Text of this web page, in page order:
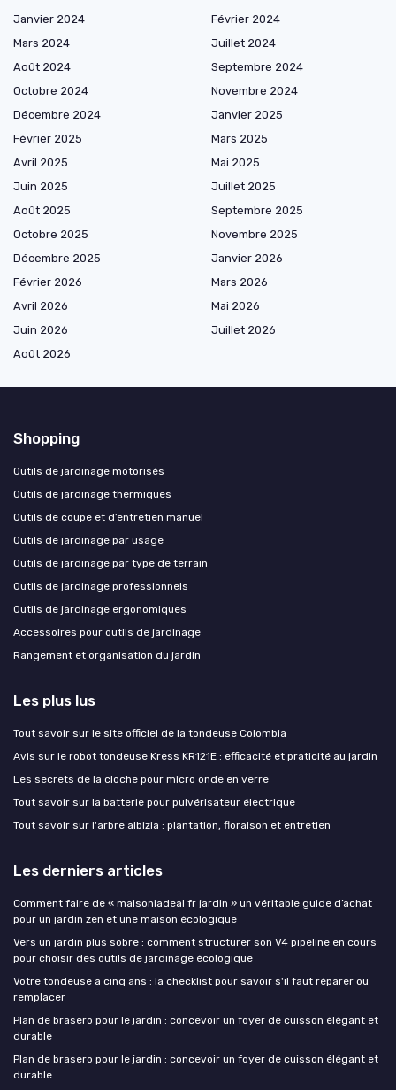
Janvier 2024
Février 2024
Mars 2024
Juillet 2024
Août 2024
Septembre 2024
Octobre 2024
Novembre 2024
Décembre 2024
Janvier 2025
Février 2025
Mars 2025
Avril 2025
Mai 2025
Juin 2025
Juillet 2025
Août 2025
Septembre 2025
Octobre 2025
Novembre 2025
Décembre 2025
Janvier 2026
Février 2026
Mars 2026
Avril 2026
Mai 2026
Juin 2026
Juillet 2026
Août 2026
Shopping
Outils de jardinage motorisés
Outils de jardinage thermiques
Outils de coupe et d’entretien manuel
Outils de jardinage par usage
Outils de jardinage par type de terrain
Outils de jardinage professionnels
Outils de jardinage ergonomiques
Accessoires pour outils de jardinage
Rangement et organisation du jardin
Les plus lus
Tout savoir sur le site officiel de la tondeuse Colombia
Avis sur le robot tondeuse Kress KR121E : efficacité et praticité au jardin
Les secrets de la cloche pour micro onde en verre
Tout savoir sur la batterie pour pulvérisateur électrique
Tout savoir sur l'arbre albizia : plantation, floraison et entretien
Les derniers articles
Comment faire de « maisoniadeal fr jardin » un véritable guide d’achat
pour un jardin zen et une maison écologique
Vers un jardin plus sobre : comment structurer son V4 pipeline en cours
pour choisir des outils de jardinage écologique
Votre tondeuse a cinq ans : la checklist pour savoir s'il faut réparer ou
remplacer
Plan de brasero pour le jardin : concevoir un foyer de cuisson élégant et
durable
Plan de brasero pour le jardin : concevoir un foyer de cuisson élégant et
durable